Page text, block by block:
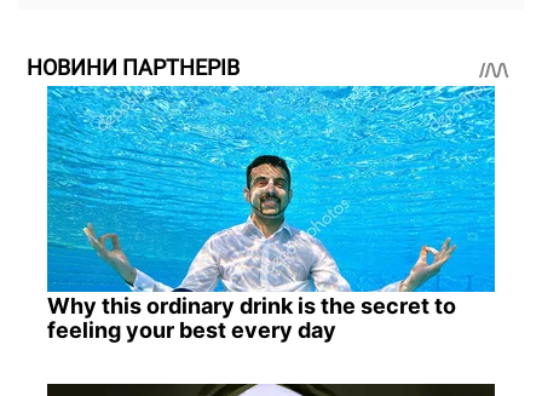
НОВИНИ ПАРТНЕРІВ
Why this ordinary drink is the secret to
feeling your best every day